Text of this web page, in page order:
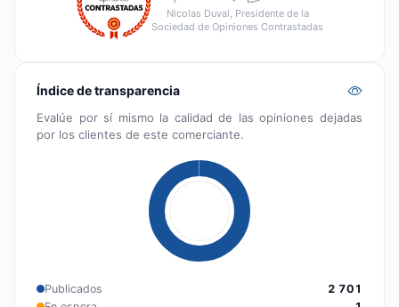
Nicolas Duval, Presidente de la
Sociedad de Opiniones Contrastadas
Índice de transparencia
Evalúe por sí mismo la calidad de las opiniones dejadas
por los clientes de este comerciante.
Publicados
2 701